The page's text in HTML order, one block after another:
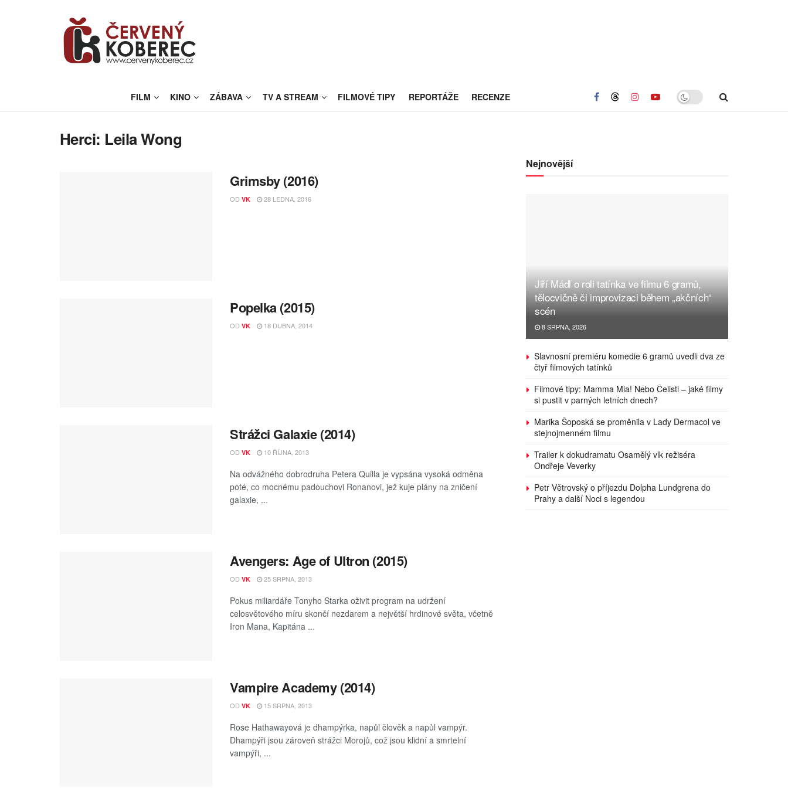
FILM KINO ZÁBAVA TV A STREAM FILMOVÉ TIPY REPORTÁŽE RECENZE
Herci: Leila Wong
Grimsby (2016)
OD VK 28 LEDNA, 2016
Popelka (2015)
OD VK 18 DUBNA, 2014
Strážci Galaxie (2014)
OD VK 10 ŘÍJNA, 2013
Na odvážného dobrodruha Petera Quilla je vypsána vysoká odměna
poté, co mocnému padouchovi Ronanovi, jež kuje plány na zničení
galaxie, ...
Avengers: Age of Ultron (2015)
OD VK 25 SRPNA, 2013
Pokus miliardáře Tonyho Starka oživit program na udržení
celosvětového míru skončí nezdarem a největší hrdinové světa, včetně
Iron Mana, Kapitána ...
Vampire Academy (2014)
OD VK 15 SRPNA, 2013
Rose Hathawayová je dhampýrka, napůl člověk a napůl vampýr.
Dhampýři jsou zároveň strážci Morojů, což jsou klidní a smrtelní
vampýři, ...
Nejnovější
Jiří Mádl o roli tatínka ve filmu 6 gramů,
tělocvičně či improvizaci během „akčních“
scén
8 SRPNA, 2026
Slavnosní premiéru komedie 6 gramů uvedli dva ze
čtyř filmových tatínků
Filmové tipy: Mamma Mia! Nebo Čelisti – jaké filmy
si pustit v parných letních dnech?
Marika Šoposká se proměnila v Lady Dermacol ve
stejnojmenném filmu
Trailer k dokudramatu Osamělý vlk režiséra
Ondřeje Veverky
Petr Větrovský o příjezdu Dolpha Lundgrena do
Prahy a další Noci s legendou